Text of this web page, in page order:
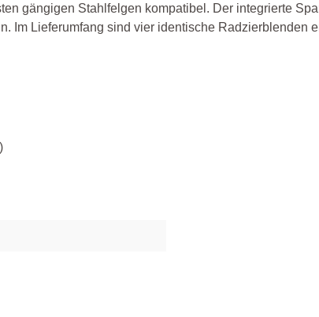
gängigen Stahlfelgen kompatibel. Der integrierte
Im Lieferumfang sind vier identische Radzierblenden